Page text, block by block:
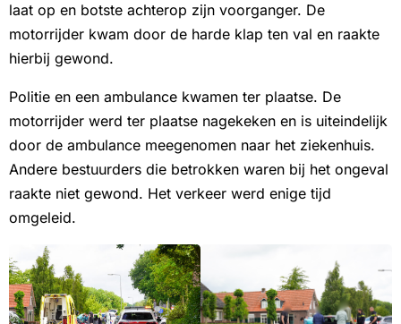
laat op en botste achterop zijn voorganger. De
motorrijder kwam door de harde klap ten val en raakte
hierbij gewond.
Politie en een ambulance kwamen ter plaatse. De
motorrijder werd ter plaatse nagekeken en is uiteindelijk
door de ambulance meegenomen naar het ziekenhuis.
Andere bestuurders die betrokken waren bij het ongeval
raakte niet gewond. Het verkeer werd enige tijd
omgeleid.